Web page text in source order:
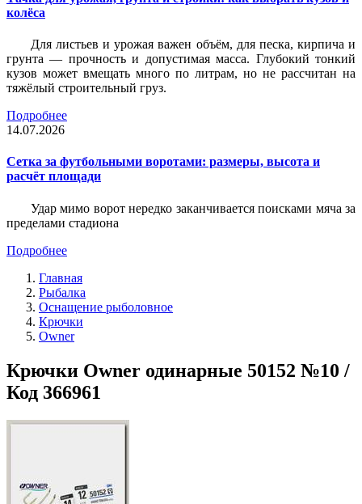
колёса
Для листьев и урожая важен объём, для песка, кирпича и
грунта — прочность и допустимая масса. Глубокий тонкий
кузов может вмещать много по литрам, но не рассчитан на
тяжёлый строительный груз.
Подробнее
14.07.2026
Сетка за футбольными воротами: размеры, высота и
расчёт площади
Удар мимо ворот нередко заканчивается поисками мяча за
пределами стадиона
Подробнее
Главная
Рыбалка
Оснащение рыболовное
Крючки
Owner
Крючки Owner одинарные 50152 №10 /
Код 366961